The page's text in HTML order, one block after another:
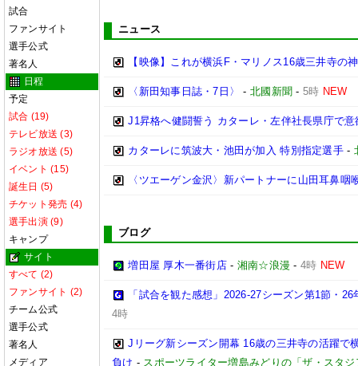
試合
ファンサイト
選手公式
著名人
日程
予定
試合 (19)
テレビ放送 (3)
ラジオ放送 (5)
イベント (15)
誕生日 (5)
チケット発売 (4)
選手出演 (9)
キャンプ
サイト
すべて (2)
ファンサイト (2)
チーム公式
選手公式
著名人
メディア
ニュース
【映像】これが横浜F・マリノス16歳三井寺の
〈新田知事日誌・7日〉 -北國新聞 - 5時 NEW
J1昇格へ健闘誓う カターレ・左伴社長県庁で意
カターレに筑波大・池田が加入 特別指定選手-
〈ツエーゲン金沢〉新パートナーに山田耳鼻咽
ブログ
増田屋 厚木一番街店- 湘南☆浪漫 - 4時 NEW
「試合を観た感想」2026-27シーズン第1節・
4時
Jリーグ新シーズン開幕 16歳の三井寺の活躍で
負け - スポーツライター増島みどりの「ザ・スタジ